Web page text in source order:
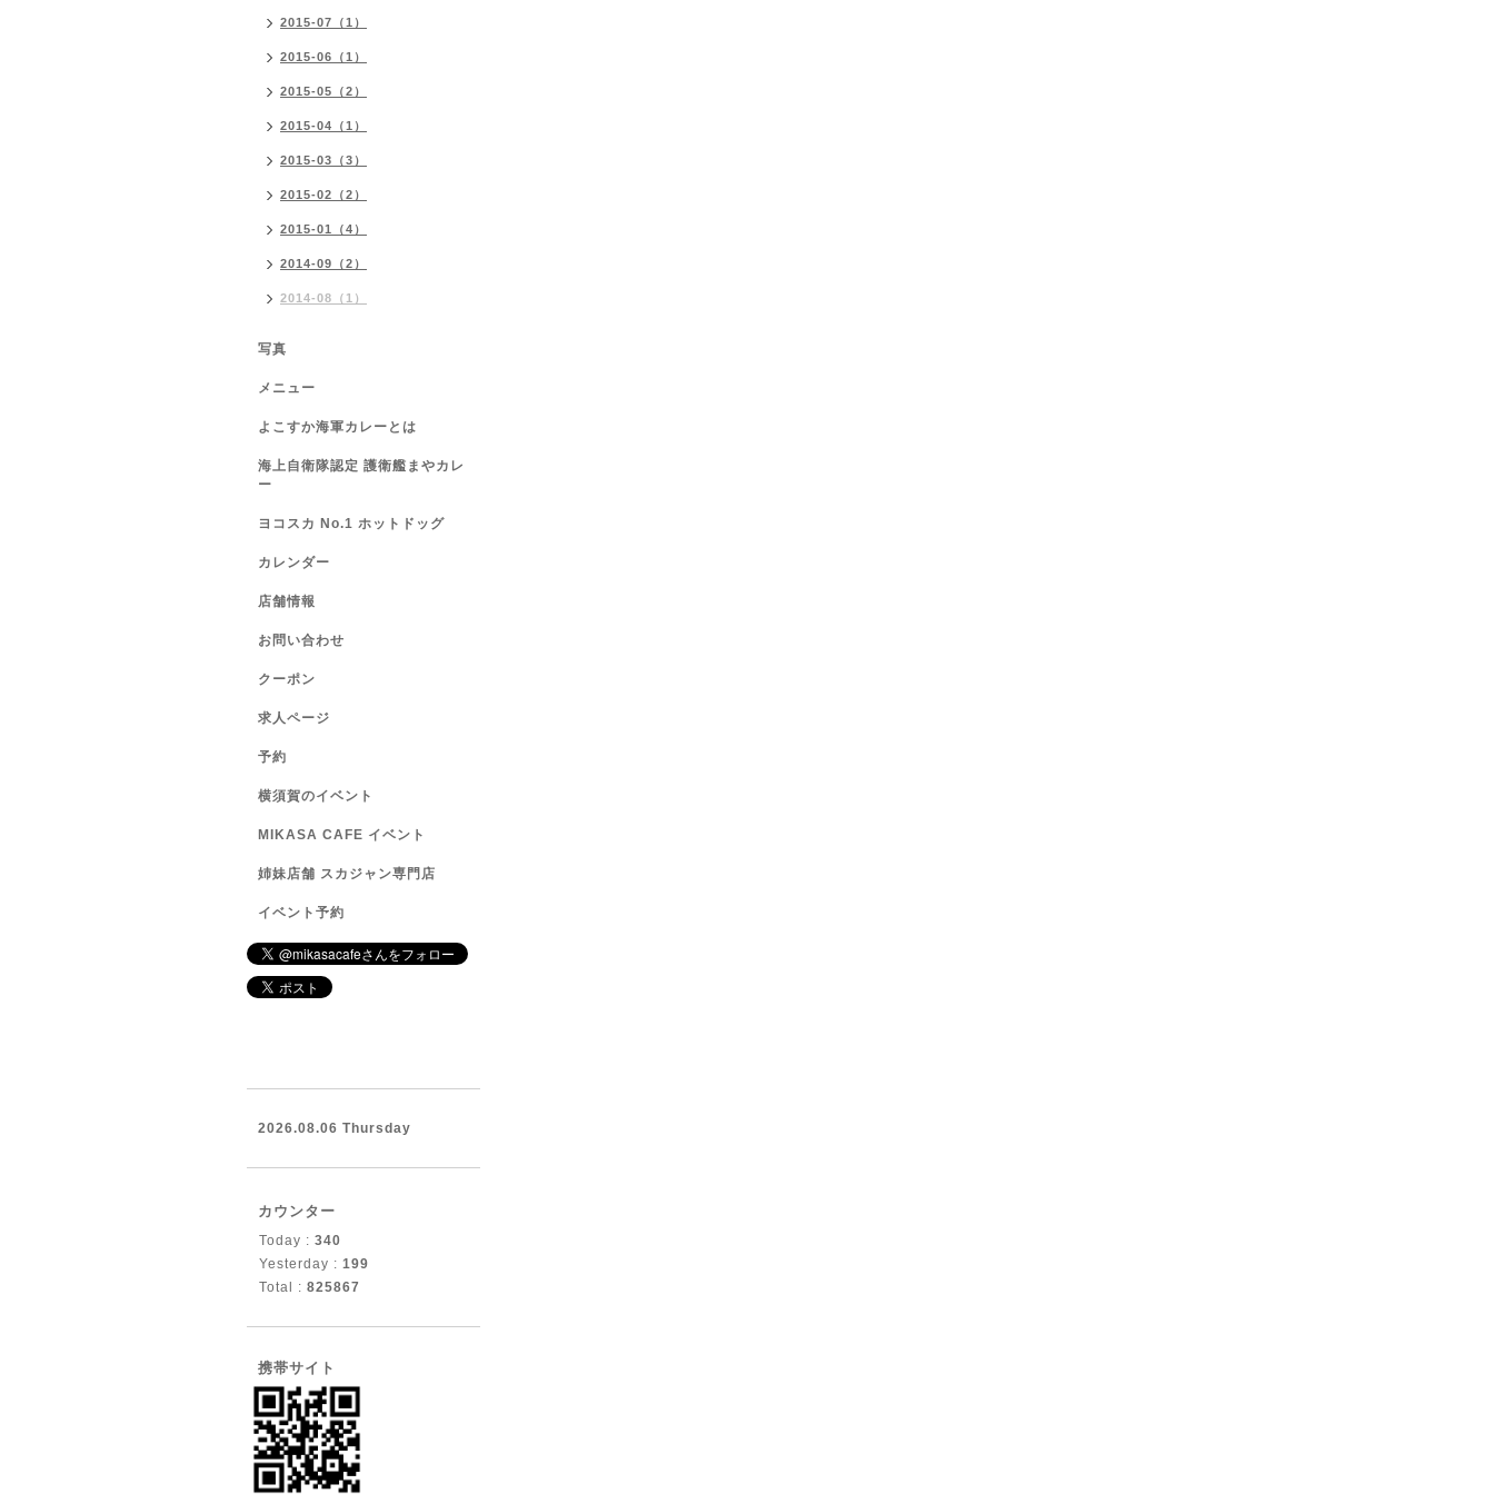
2015-07（1）
2015-06（1）
2015-05（2）
2015-04（1）
2015-03（3）
2015-02（2）
2015-01（4）
2014-09（2）
2014-08（1）
写真
メニュー
よこすか海軍カレーとは
海上自衛隊認定 護衛艦まやカレ
ー
ヨコスカ No.1 ホットドッグ
カレンダー
店舗情報
お問い合わせ
クーポン
求人ページ
予約
横須賀のイベント
MIKASA CAFE イベント
姉妹店舗 スカジャン専門店
イベント予約
2026.08.06 Thursday
カウンター
Today : 340
Yesterday : 199
Total : 825867
携帯サイト